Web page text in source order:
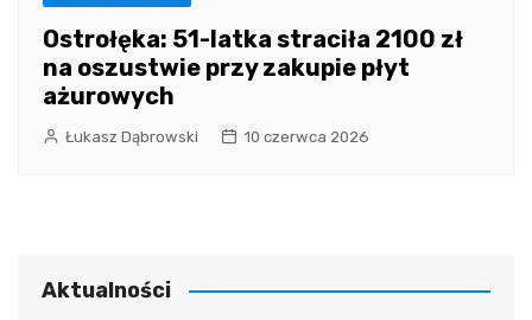
Ostrołęka: 51-latka straciła 2100 zł
na oszustwie przy zakupie płyt
ażurowych
Łukasz Dąbrowski 10 czerwca 2026
Aktualności